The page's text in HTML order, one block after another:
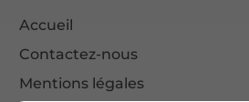
Accueil
Contactez-nous
Mentions légales